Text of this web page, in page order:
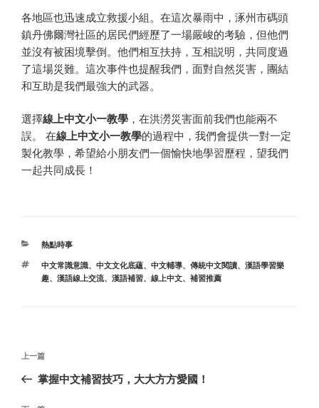
各地區也迅速成立救援小組。在這次暴雨中，涿州市碼頭
鎮丹佛爾灣社區的居民們經歷了一場嚴峻的考驗，但他們
並沒有被困境擊倒。他們相互扶持，互相説明，共同度過
了這場災難。這次事件也提醒我們，面對自然災害，團結
和互助是我們最強大的武器。
選擇線上中文小一教學 ，在洪澇災害面前我們也能兩不
誤。 在線上中文小一教學的過程中，我們會提供一對一定
製化教學，希望給小朋友們一個愉快地學習歷程，望我們
一起共同成長！
分
熱點時事
标
签
中文常識意識、 中文文化底蘊、 中文輔導、 傳統中文閱讀、 漢語學習樂
趣、 漢語線上交流、 漢語補習、 線上中文、 補習推薦
文
导
上
一
上一篇
掌握中文補習技巧，大大方方愛國！